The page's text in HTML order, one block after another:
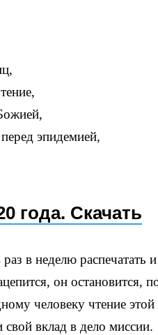
эпидемией,
года. Скачать
в неделю распечатать
он остановится,
человеку чтение
вклад в дело миссии.